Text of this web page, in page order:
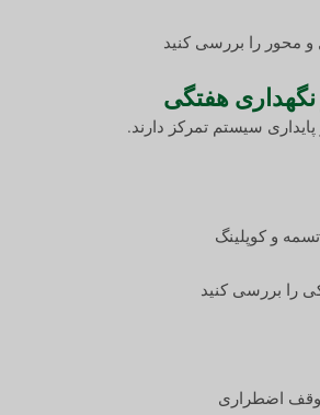
محور را بررسی کنید
هفتگی
سیستم تمرکز دارند.
و کوپلینگ
را بررسی کنید
اضطراری